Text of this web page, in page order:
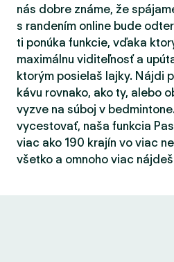
nás dobre známe, že
s randením online bude
ti ponúka funkcie, vďaka
maximálnu viditeľnosť a
ktorým posielaš lajky. Nájdi
kávu rovnako, ako ty, alebo
vyzve na súboj v
vycestovať, naša funkcia
viac ako 190 krajín vo viac
všetko a omnoho viac